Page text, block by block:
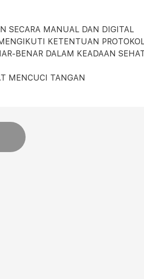
SECARA MANUAL DAN DIGITAL
KETENTUAN
BENAR DALAM KEADAAN
MENCUCI TANGAN